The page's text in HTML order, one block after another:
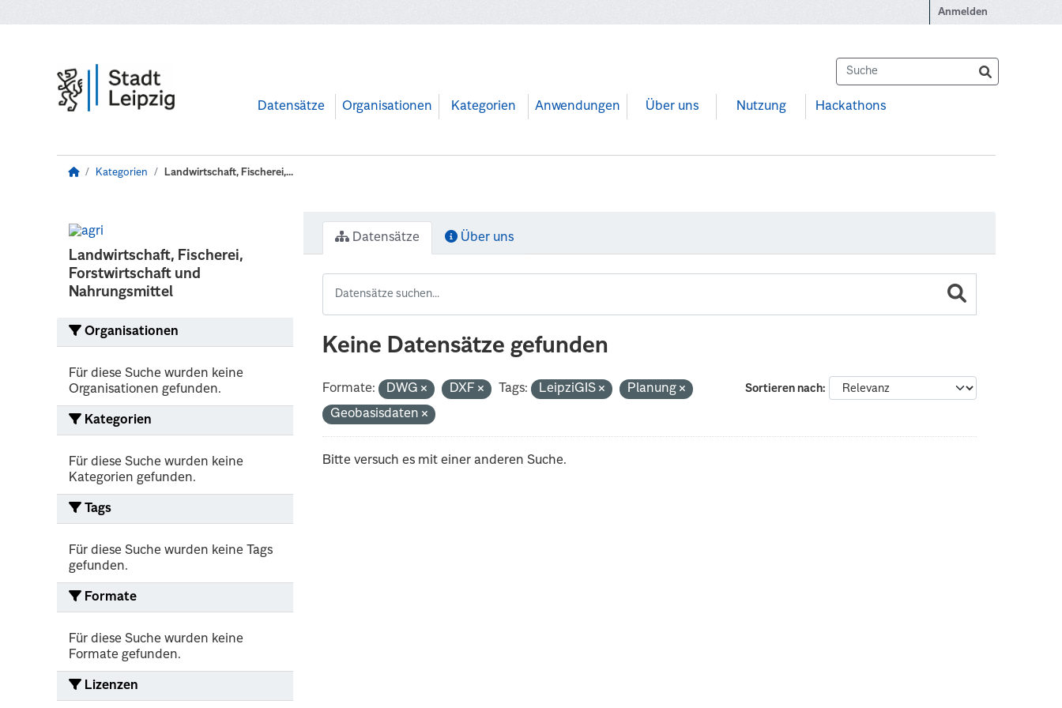
Anmelden
Datensätze Organisationen Kategorien Anwendungen Über uns Nutzung Hackathons
Kategorien Landwirtschaft, Fischerei,...
Landwirtschaft, Fischerei,
Forstwirtschaft und
Nahrungsmittel
Organisationen
Für diese Suche wurden keine
Organisationen gefunden.
Kategorien
Für diese Suche wurden keine
Kategorien gefunden.
Tags
Für diese Suche wurden keine Tags
gefunden.
Formate
Für diese Suche wurden keine
Formate gefunden.
Lizenzen
Datensätze Über uns
Keine Datensätze gefunden
Sortieren nach
Formate: DWG DXF Tags: LeipziGIS
Planung
Geobasisdaten
Bitte versuch es mit einer anderen Suche.